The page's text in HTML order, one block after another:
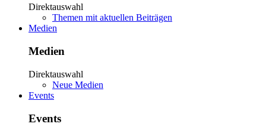
Direktauswahl
Themen mit aktuellen Beiträgen
Medien
Medien
Direktauswahl
Neue Medien
Events
Events